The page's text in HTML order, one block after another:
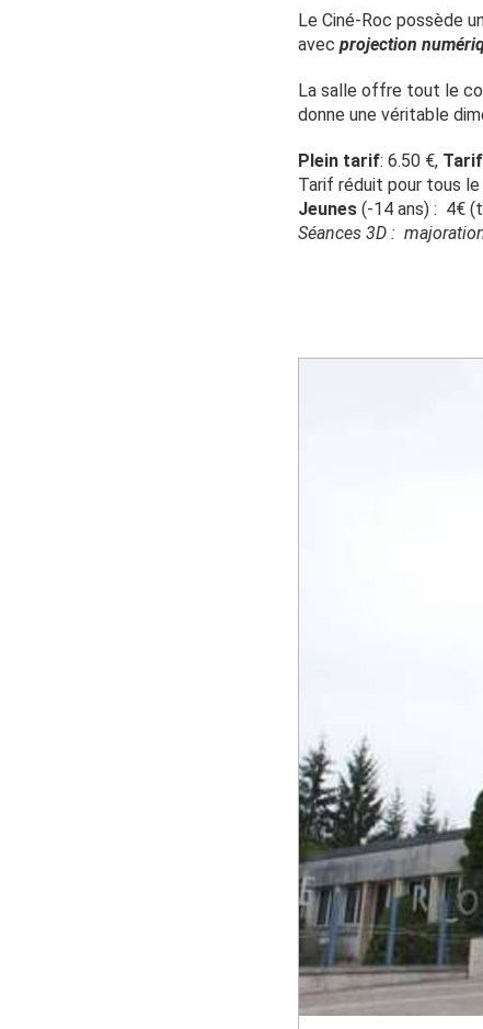
Le Ciné-Roc possède
avec projection
La salle offre tout le
donne une véritable
Plein tarif: 6.50 €,
Tarif réduit pour tous
Jeunes (-14 ans) : 4€
Séances 3D :